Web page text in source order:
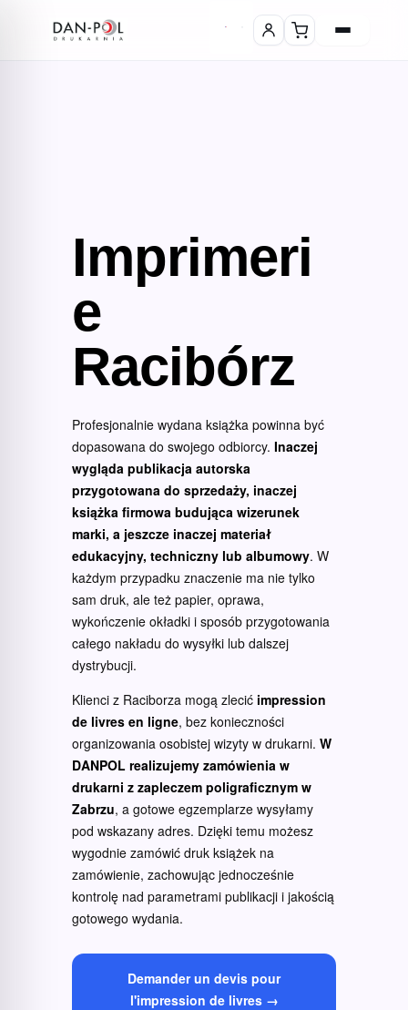
Imprimeri
e
Racibórz
Profesjonalnie wydana książka powinna być
dopasowana do swojego odbiorcy. Inaczej
wygląda publikacja autorska
przygotowana do sprzedaży, inaczej
książka firmowa budująca wizerunek
marki, a jeszcze inaczej materiał
edukacyjny, techniczny lub albumowy. W
każdym przypadku znaczenie ma nie tylko
sam druk, ale też papier, oprawa,
wykończenie okładki i sposób przygotowania
całego nakładu do wysyłki lub dalszej
dystrybucji.
Klienci z Raciborza mogą zlecić impression
de livres en ligne, bez konieczności
organizowania osobistej wizyty w drukarni. W
DANPOL realizujemy zamówienia w
drukarni z zapleczem poligraficznym w
Zabrzu, a gotowe egzemplarze wysyłamy
pod wskazany adres. Dzięki temu możesz
wygodnie zamówić druk książek na
zamówienie, zachowując jednocześnie
kontrolę nad parametrami publikacji i jakością
gotowego wydania.
Demander un devis pour
l'impression de livres →